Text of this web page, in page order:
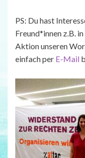
PS: Du hast
Freund*innen z.B.
Aktion unseren
einfach per E-Mail